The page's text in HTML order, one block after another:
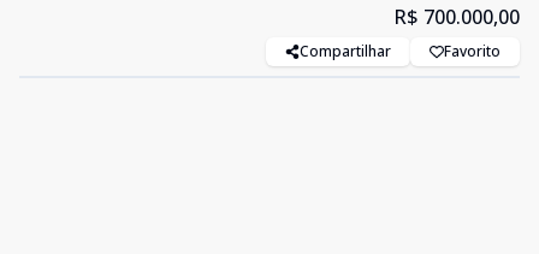
R$ 700.000,00
Compartilhar Favorito